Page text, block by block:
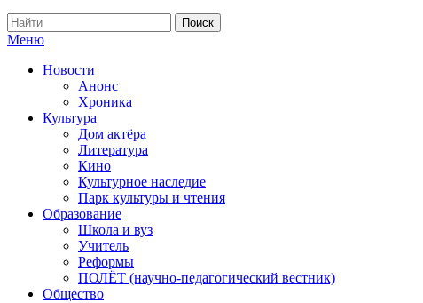
Меню
Новости
Анонс
Хроника
Культура
Дом актёра
Литература
Кино
Культурное наследие
Парк культуры и чтения
Образование
Школа и вуз
Учитель
Реформы
ПОЛЁТ (научно-педагогический вестник)
Общество